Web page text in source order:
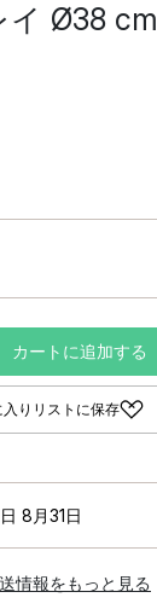
イ Ø38 cm
カートに追加する
入りリストに保存
8月31日
情報をもっと見る